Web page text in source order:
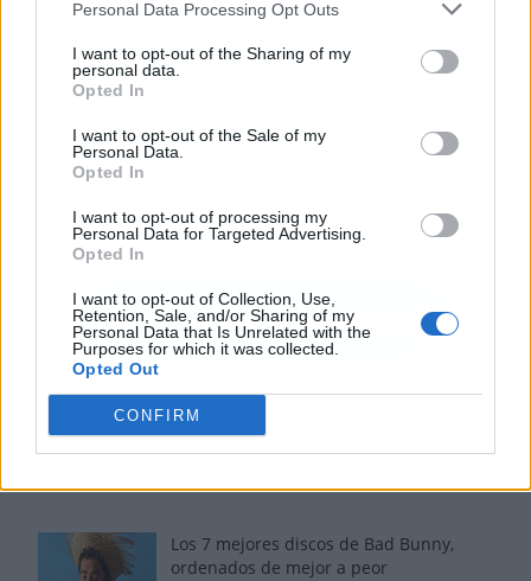
Personal Data Processing Opt Outs
I want to opt-out of the Sharing of my
personal data.
Opted In
I want to opt-out of the Sale of my
Personal Data.
Opted In
I want to opt-out of processing my
Personal Data for Targeted Advertising.
Opted In
I want to opt-out of Collection, Use,
Retention, Sale, and/or Sharing of my
Personal Data that Is Unrelated with the
Purposes for which it was collected.
Opted Out
CONFIRM
Los 7 mejores discos de Bad Bunny,
ordenados de mejor a peor